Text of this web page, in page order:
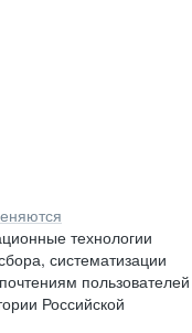
технологии
систематизации
пользователей
Российской